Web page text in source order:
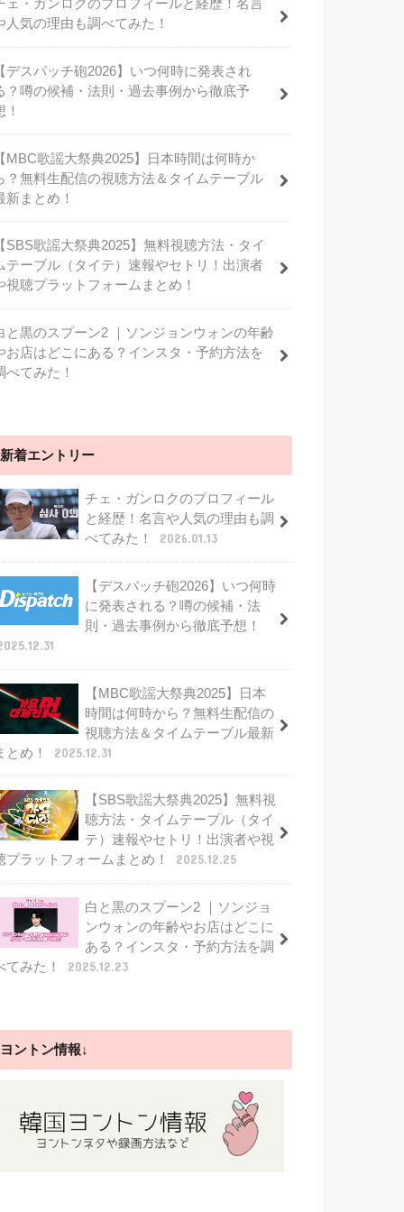
ェ・ガンロクのプロフィールと経歴！名言
人気の理由も調べてみた！
デスパッチ砲2026】いつ何時に発表され
？噂の候補・法則・過去事例から徹底予
！
MBC歌謡大祭典2025】日本時間は何時か
？無料生配信の視聴方法＆タイムテーブル
新まとめ！
SBS歌謡大祭典2025】無料視聴方法・タイ
テーブル（タイテ）速報やセトリ！出演者
視聴プラットフォームまとめ！
と黒のスプーン2 ｜ソンジョンウォンの年齢
お店はどこにある？インスタ・予約方法を
べてみた！
新着エントリー
チェ・ガンロクのプロフィール
と経歴！名言や人気の理由も調
べてみた！
2026.01.13
【デスパッチ砲2026】いつ何時
に発表される？噂の候補・法
則・過去事例から徹底予想！
【MBC歌謡大祭典2025】日本
時間は何時から？無料生配信の
視聴方法＆タイムテーブル最新
とめ！
2025.12.31
【SBS歌謡大祭典2025】無料視
聴方法・タイムテーブル（タイ
テ）速報やセトリ！出演者や視
プラットフォームまとめ！
2025.12.25
白と黒のスプーン2 ｜ソンジョ
ンウォンの年齢やお店はどこに
ある？インスタ・予約方法を調
てみた！
2025.12.23
ヨントン情報↓